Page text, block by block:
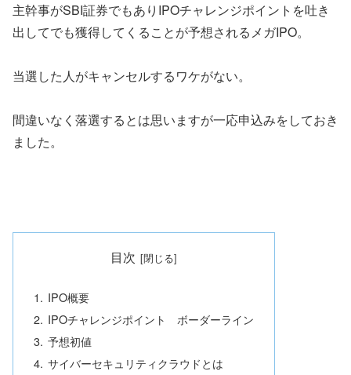
主幹事がSBI証券でもありIPOチャレンジポイントを吐き
出してでも獲得してくることが予想されるメガIPO。
当選した人がキャンセルするワケがない。
間違いなく落選するとは思いますが一応申込みをしておき
ました。
目次
IPO概要
IPOチャレンジポイント ボーダーライン
予想初値
サイバーセキュリティクラウドとは